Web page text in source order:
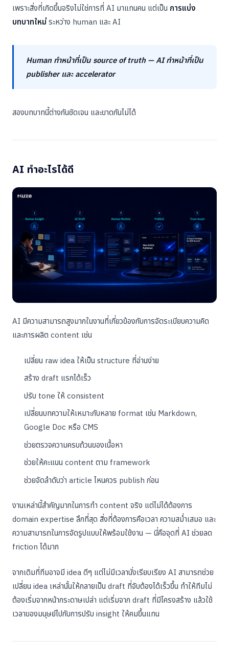
เพราะสิ่งที่เกิดขึ้นจริงไม่ใช่การที่ AI มาแทนคน แต่เป็น การแบ่ง
บทบาทใหม่ ระหว่าง human และ AI
Human ทำหน้าที่เป็น source of truth — AI ทำหน้าที่เป็น
publisher และ accelerator
สองบทบาทนี้ต่างกันชัดเจน และขาดกันไม่ได้
AI ทำอะไรได้ดี
AI มีความสามารถสูงมากในงานที่เกี่ยวข้องกับการจัดระเบียบความคิด
และการผลิต content เช่น
เปลี่ยน raw idea ให้เป็น structure ที่อ่านง่าย
สร้าง draft แรกได้เร็ว
ปรับ tone ให้ consistent
เปลี่ยนบทความให้เหมาะกับหลาย format เช่น Markdown,
Google Doc หรือ CMS
ช่วยตรวจความครบถ้วนของเนื้อหา
ช่วยให้คะแนน content ตาม framework
ช่วยจัดลำดับว่า article ไหนควร publish ก่อน
งานเหล่านี้สำคัญมากในการทำ content จริง แต่ไม่ได้ต้องการ
domain expertise ลึกที่สุด สิ่งที่ต้องการคือเวลา ความสม่ำเสมอ และ
ความสามารถในการจัดรูปแบบให้พร้อมใช้งาน — นี่คือจุดที่ AI ช่วยลด
friction ได้มาก
จากเดิมที่ทีมอาจมี idea ดีๆ แต่ไม่มีเวลานั่งเรียบเรียง AI สามารถช่วย
เปลี่ยน idea เหล่านั้นให้กลายเป็น draft ที่จับต้องได้เร็วขึ้น ทำให้ทีมไม่
ต้องเริ่มจากหน้ากระดาษเปล่า แต่เริ่มจาก draft ที่มีโครงสร้าง แล้วใช้
เวลาของมนุษย์ไปกับการปรับ insight ให้คมขึ้นแทน